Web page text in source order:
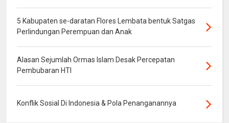
5 Kabupaten se-daratan Flores Lembata bentuk Satgas
Perlindungan Perempuan dan Anak
Alasan Sejumlah Ormas Islam Desak Percepatan
Pembubaran HTI
Konflik Sosial Di Indonesia & Pola Penanganannya